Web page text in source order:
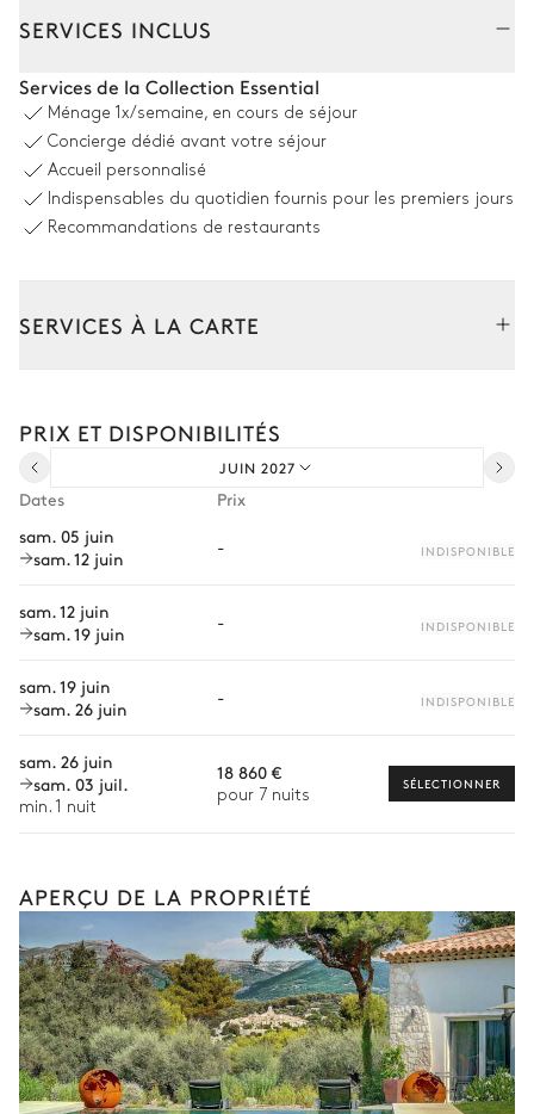
Vue sur le jardin
Table
8 places
Piscine
profondeur = 60m / 160m
Arboré Avec pelouse
SERVICES INCLUS
Services de la Collection Essential
Ménage 1x/semaine, en cours de séjour
Concierge dédié avant votre séjour
Accueil personnalisé
Indispensables du quotidien fournis pour les premiers jours
Recommandations de restaurants
SERVICES À LA CARTE
Transfert à l'arrivée et au départ
Courses livrées avant l'arrivée
Chef à domicile
Bien-être à domicile
Babysitter
Location de bateau
Les services proposés peuvent varier selon la saison, la
PRIX ET DISPONIBILITÉS
JUIN 2027
Dates
Prix
sam. 05 juin
sam. 12 juin
- INDISPONIBLE
sam. 12 juin
sam. 19 juin
- INDISPONIBLE
sam. 19 juin
sam. 26 juin
- INDISPONIBLE
sam. 26 juin
sam. 03 juil.
min. 1 nuit
18 860 €
pour 7 nuits
SÉLECTIONNER
APERÇU DE LA PROPRIÉTÉ